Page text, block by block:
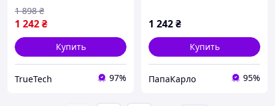
1 242₴
1 898 ₴
Купить
TrueTech 97%
1 242₴
Купить
ПапаКарло 95%